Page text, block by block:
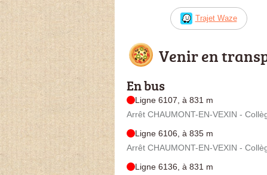
Trajet Waze
Venir en
En bus
Ligne 6107, à 831 m
Arrêt CHAUMONT-EN-VEXIN -
Ligne 6106, à 835 m
Arrêt CHAUMONT-EN-VEXIN -
Ligne 6136, à 831 m